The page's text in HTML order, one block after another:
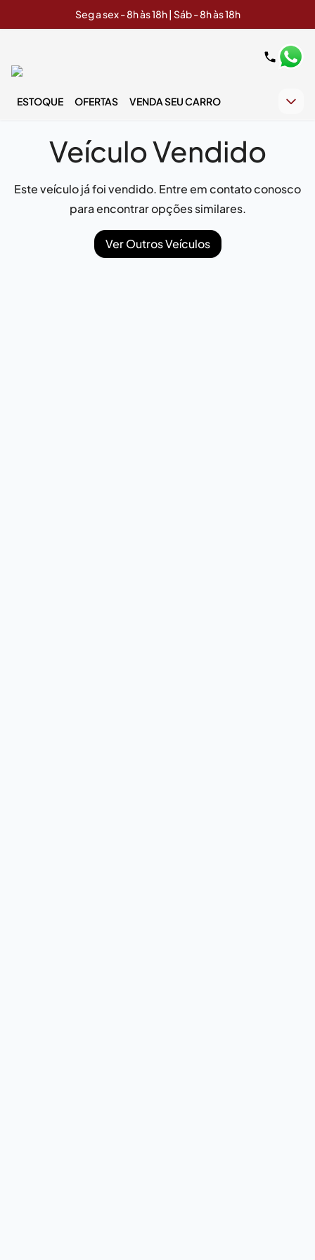
Seg a sex - 8h às 18h | Sáb - 8h às 18h
ESTOQUE OFERTAS VENDA SEU CARRO
Veículo Vendido
Este veículo já foi vendido. Entre em contato conosco
para encontrar opções similares.
Ver Outros Veículos